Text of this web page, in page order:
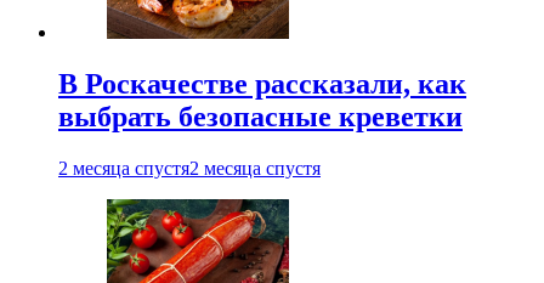
В Роскачестве рассказали, как
выбрать безопасные креветки
2 месяца спустя2 месяца спустя